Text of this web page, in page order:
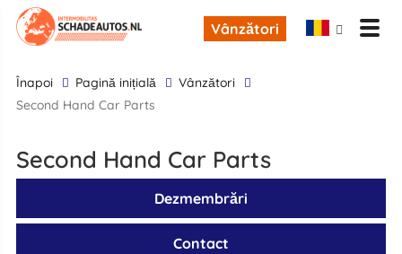
Vânzători
înapoi Pagină inițială
Vânzători
Second Hand Car Parts
Second Hand Car Parts
Dezmembrări
Contact